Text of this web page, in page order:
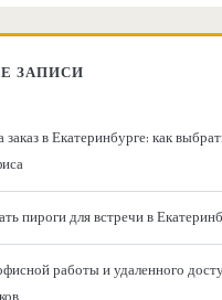
ЗАПИСИ
заказ в Екатеринбурге: как
пироги для встречи в
работы и удаленного